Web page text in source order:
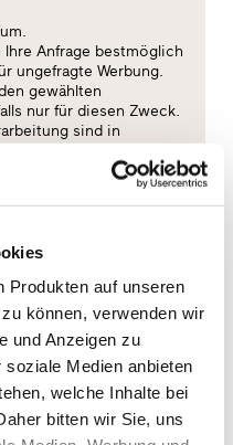
Produkten auf unseren
können, verwenden wir
und Anzeigen zu
Medien anbieten
welche Inhalte bei
bitten wir Sie, uns
Anfrage bestmöglich
ungefragte Werbung.
gewählten
nur für diesen Zweck.
sind in
Sie besonders?